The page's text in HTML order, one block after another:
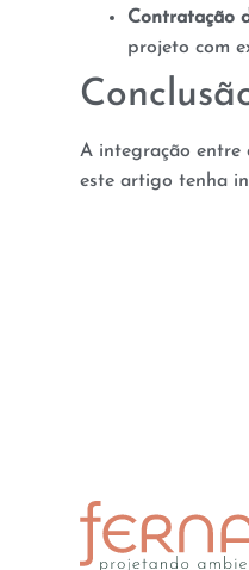
Contratação
projeto com
A integração entre
este artigo tenha